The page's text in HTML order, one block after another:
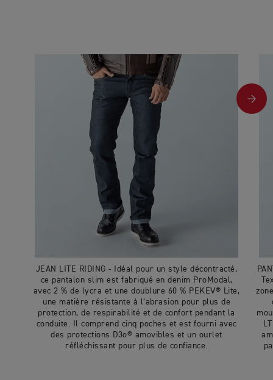
JEAN LITE RIDING - Idéal pour un style décontracté,
ce pantalon slim est fabriqué en denim ProModal,
avec 2 % de lycra et une doublure 60 % PEKEV® Lite,
une matière résistante à l’abrasion pour plus de
protection, de respirabilité et de confort pendant la
conduite. Il comprend cinq poches et est fourni avec
des protections D3o® amovibles et un ourlet
réfléchissant pour plus de confiance.